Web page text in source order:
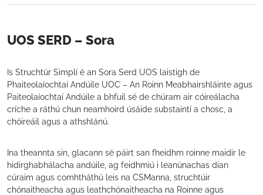
UOS SERD – Sora
Is Struchtúr Simplí é an Sora Serd UOS laistigh de
Phaiteolaíochtaí Andúile UOC – An Roinn Meabhairshláinte agus
Paiteolaíochtaí Andúile a bhfuil sé de chúram air cóireálacha
críche a ráthú chun neamhoird úsáide substaintí a chosc, a
chóireáil agus a athshlánú.
Ina theannta sin, glacann sé páirt san fheidhm roinne maidir le
hidirghabhálacha andúile, ag feidhmiú i leanúnachas dian
cúraim agus comhtháthú leis na CSManna, struchtúir
chónaitheacha agus leathchónaitheacha na Roinne agus